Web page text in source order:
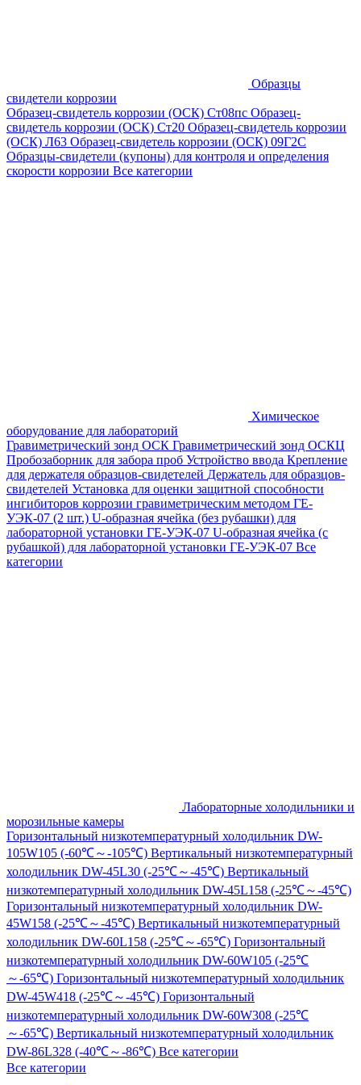
Образцы
свидетели коррозии
Образец-свидетель коррозии (ОСК) Ст08пс Образец-
свидетель коррозии (ОСК) Ст20 Образец-свидетель коррозии
(ОСК) Л63 Образец-свидетель коррозии (ОСК) 09Г2С
Образцы-свидетели (купоны) для контроля и определения
скорости коррозии Все категории
Химическое
оборудование для лабораторий
Гравиметрический зонд ОСК Гравиметрический зонд ОСКЦ
Пробозаборник для забора проб Устройство ввода Крепление
для держателя образцов-свидетелей Держатель для образцов-
свидетелей Установка для оценки защитной способности
ингибиторов коррозии гравиметрическим методом ГЕ-
УЭК-07 (2 шт.) U-образная ячейка (без рубашки) для
лабораторной установки ГЕ-УЭК-07 U-образная ячейка (с
рубашкой) для лабораторной установки ГЕ-УЭК-07 Все
категории
Лабораторные холодильники и
морозильные камеры
Горизонтальный низкотемпературный холодильник DW-
105W105 (-60℃～-105℃) Вертикальный низкотемпературный
холодильник DW-45L30 (-25℃～-45℃) Вертикальный
низкотемпературный холодильник DW-45L158 (-25℃～-45℃)
Горизонтальный низкотемпературный холодильник DW-
45W158 (-25℃～-45℃) Вертикальный низкотемпературный
холодильник DW-60L158 (-25℃～-65℃) Горизонтальный
низкотемпературный холодильник DW-60W105 (-25℃
～-65℃) Горизонтальный низкотемпературный холодильник
DW-45W418 (-25℃～-45℃) Горизонтальный
низкотемпературный холодильник DW-60W308 (-25℃
～-65℃) Вертикальный низкотемпературный холодильник
DW-86L328 (-40℃～-86℃) Все категории
Все категории